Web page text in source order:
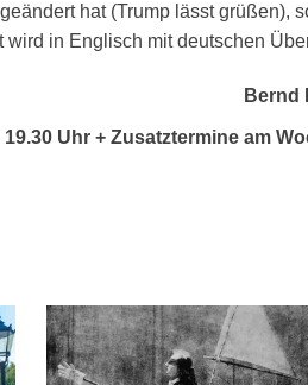
hat (Trump lässt grüßen),
wird in Englisch mit deutschen
Bernd
Uhr + Zusatztermine am